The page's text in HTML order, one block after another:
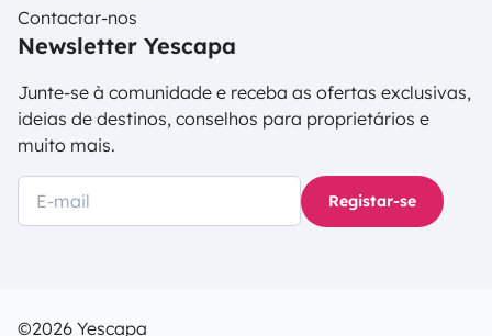
Contactar-nos
Newsletter Yescapa
Junte-se à comunidade e receba as ofertas exclusivas,
ideias de destinos, conselhos para proprietários e
muito mais.
Registar-se
©2026 Yescapa